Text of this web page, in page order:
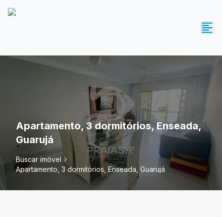
Apartamento, 3 dormitórios, Enseada,
Guarujá
Buscar imóvel
Apartamento, 3 dormitórios, Enseada, Guarujá